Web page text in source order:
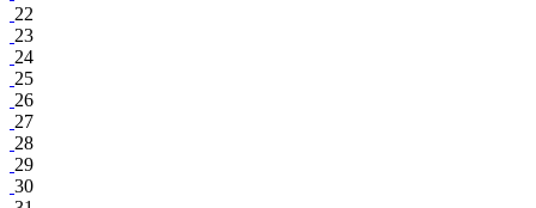
22
23
24
25
26
27
28
29
30